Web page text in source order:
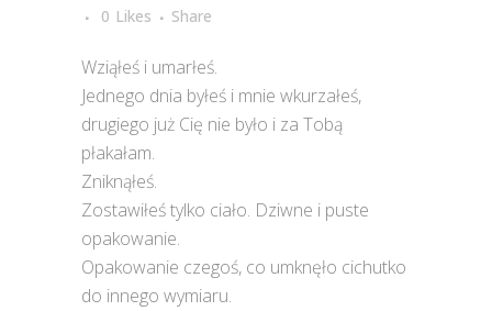
0 Likes Share
Wziąłeś i umarłeś.
Jednego dnia byłeś i mnie wkurzałeś,
drugiego już Cię nie było i za Tobą
płakałam.
Zniknąłeś.
Zostawiłeś tylko ciało. Dziwne i puste
opakowanie.
Opakowanie czegoś, co umknęło cichutko
do innego wymiaru.